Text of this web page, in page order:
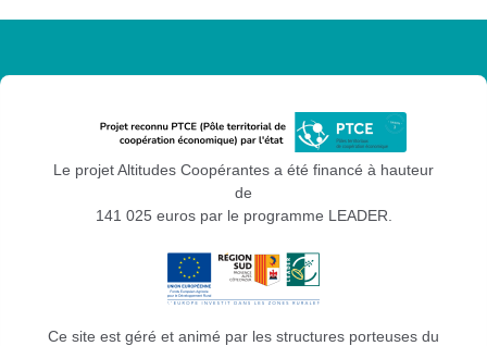
Le projet Altitudes Coopérantes a été financé à hauteur
de
141 025 euros par le programme LEADER.
Ce site est géré et animé par les structures porteuses du